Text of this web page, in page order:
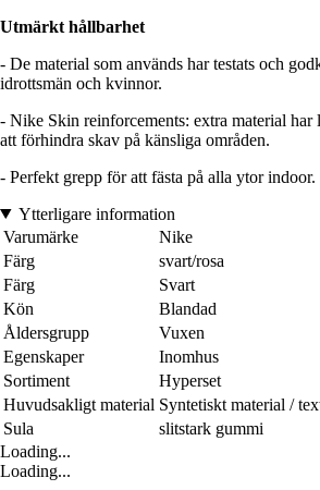
Utmärkt hållbarhet
- De material som används har testats och
idrottsmän och kvinnor.
- Nike Skin reinforcements: extra material har
att förhindra skav på känsliga områden.
- Perfekt grepp för att fästa på alla ytor indoor.
Ytterligare information
Varumärke
Nike
Färg
svart/rosa
Färg
Svart
Kön
Blandad
Åldersgrupp
Vuxen
Egenskaper
Inomhus
Sortiment
Hyperset
Huvudsakligt material Syntetiskt material /
Sula
slitstark gummi
Loading...
Loading...